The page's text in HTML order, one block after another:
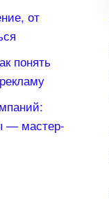
от
понять
— мастер-